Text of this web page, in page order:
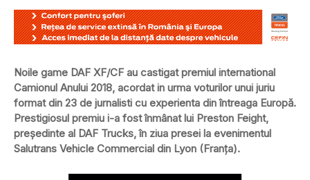
Noile game DAF XF/CF au castigat premiul international
Camionul Anului 2018, acordat in urma voturilor unui juriu
format din 23 de jurnalisti cu experienta din întreaga Europă.
Prestigiosul premiu i-a fost înmânat lui Preston Feight,
președinte al DAF Trucks, în ziua presei la evenimentul
Salutrans Vehicle Commercial din Lyon (Franța).